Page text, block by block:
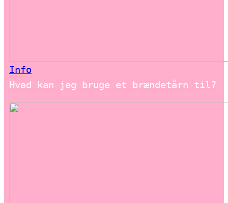
Info
Hvad kan jeg bruge et brændetårn til?